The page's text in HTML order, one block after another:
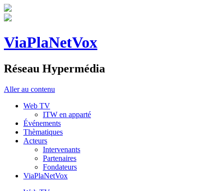
ViaPlaNetVox
Réseau Hypermédia
Aller au contenu
Web TV
ITW en apparté
Événements
Thèmatiques
Acteurs
Intervenants
Partenaires
Fondateurs
ViaPlaNetVox